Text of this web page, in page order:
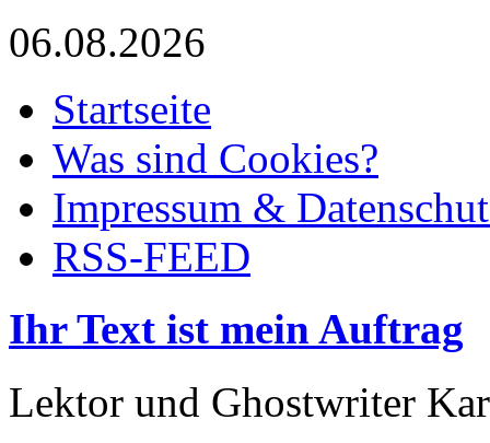
06.08.2026
Startseite
Was sind Cookies?
Impressum &
RSS-FEED
Ihr Text ist mein Auftrag
Lektor und Ghostwriter